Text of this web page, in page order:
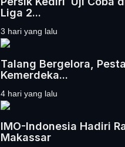
Liga 2...
3 hari yang lalu
Talang Bergelora,
Kemerdeka...
4 hari yang lalu
IMO-Indonesia Hadiri
Makassar